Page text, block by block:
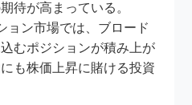
待が高まっている。
ョン市場では、ブロード
むポジションが積み上が
も株価上昇に賭ける投資